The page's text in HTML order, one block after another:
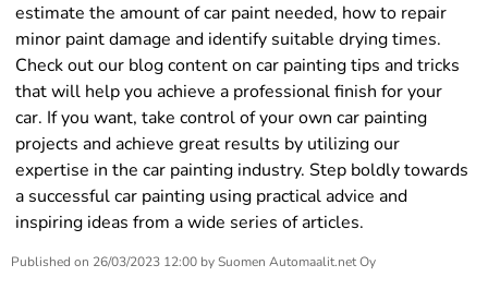
estimate the amount of car paint needed, how to repair
minor paint damage and identify suitable drying times.
Check out our blog content on car painting tips and tricks
that will help you achieve a professional finish for your
car. If you want, take control of your own car painting
projects and achieve great results by utilizing our
expertise in the car painting industry. Step boldly towards
a successful car painting using practical advice and
inspiring ideas from a wide series of articles.
Published on 26/03/2023 12:00 bySuomen Automaalit.net Oy